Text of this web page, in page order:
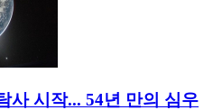
사 시작... 54년 만의 심우